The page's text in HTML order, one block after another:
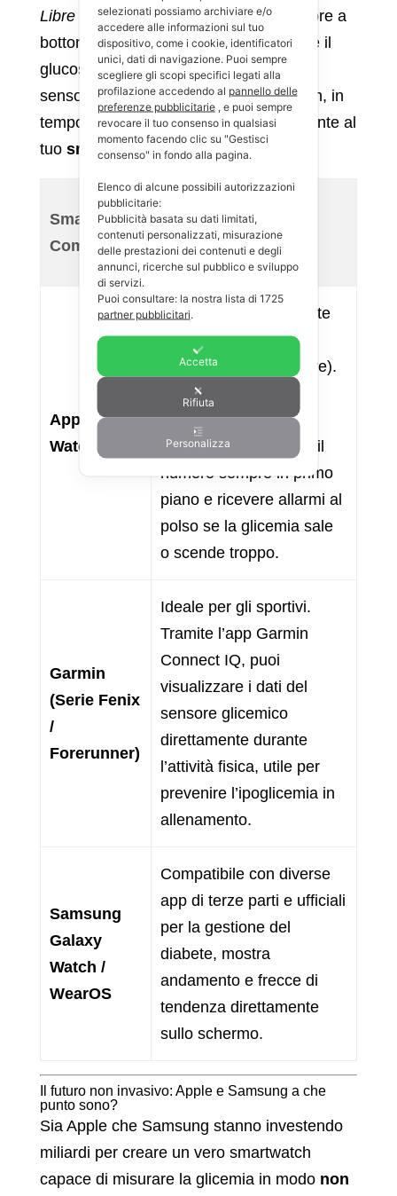
Libre 3
utilizzano un piccolissimo sensore a
bottone applicato sul braccio, che legge il
glucosio nel fluido interstiziale. Questo
sensore invia poi i dati tramite Bluetooth, in
tempo reale, al tuo telefono o direttamente al
tuo smartwatch compatibile.
Smartwatch
Compatibili
Come funziona
l’integrazione con i
sensori medici
Apple
Watch
Si integra perfettamente
con le app ufficiali di
Dexcom e Abbott (Libre).
Puoi impostare
complicazioni sul
quadrante per vedere il
numero sempre in primo
piano e ricevere allarmi al
polso se la glicemia sale
o scende troppo.
Garmin
(Serie Fenix
/
Forerunner)
Ideale per gli sportivi.
Tramite l’app Garmin
Connect IQ, puoi
visualizzare i dati del
sensore glicemico
direttamente durante
l’attività fisica, utile per
prevenire l’ipoglicemia in
allenamento.
Samsung
Galaxy
Watch /
WearOS
Compatibile con diverse
app di terze parti e ufficiali
per la gestione del
diabete, mostra
andamento e frecce di
tendenza direttamente
sullo schermo.
Il futuro non invasivo: Apple e Samsung a che
punto sono?
Sia Apple che Samsung stanno investendo
miliardi per creare un vero smartwatch
capace di misurare la glicemia in modo non
selezionati possiamo archiviare e/o
accedere alle informazioni sul tuo
dispositivo, come i cookie, identificatori
unici, dati di navigazione. Puoi sempre
scegliere gli scopi specifici legati alla
profilazione accedendo al pannello delle
preferenze pubblicitarie, e puoi sempre
revocare il tuo consenso in qualsiasi
momento facendo clic su "Gestisci
consenso" in fondo alla pagina.
Elenco di alcune possibili autorizzazioni
pubblicitarie:
Pubblicità basata su dati limitati,
contenuti personalizzati, misurazione
delle prestazioni dei contenuti e degli
annunci, ricerche sul pubblico e sviluppo
di servizi.
Puoi consultare: la nostra lista di 1725
partner pubblicitari.
Accetta
Rifiuta
Personalizza